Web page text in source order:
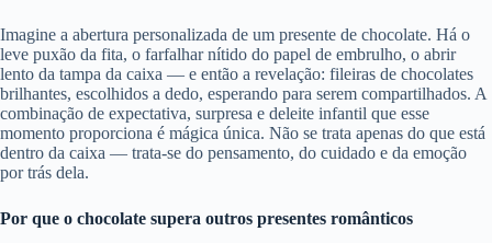
Imagine a abertura personalizada de um presente de chocolate. Há o
leve puxão da fita, o farfalhar nítido do papel de embrulho, o abrir
lento da tampa da caixa — e então a revelação: fileiras de chocolates
brilhantes, escolhidos a dedo, esperando para serem compartilhados. A
combinação de expectativa, surpresa e deleite infantil que esse
momento proporciona é mágica única. Não se trata apenas do que está
dentro da caixa — trata-se do pensamento, do cuidado e da emoção
por trás dela.
Por que o chocolate supera outros presentes românticos